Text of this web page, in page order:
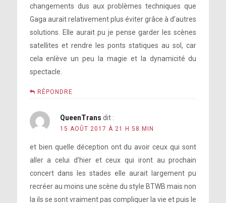
changements dus aux problèmes techniques que
Gaga aurait relativement plus éviter grâce à d’autres
solutions. Elle aurait pu je pense garder les scènes
satellites et rendre les ponts statiques au sol, car
cela enlève un peu la magie et la dynamicité du
spectacle.
RÉPONDRE
QueenTrans dit :
15 AOÛT 2017 À 21 H 58 MIN
et bien quelle déception ont du avoir ceux qui sont
aller a celui d’hier et ceux qui iront au prochain
concert dans les stades elle aurait largement pu
recréer au moins une scène du style BTWB mais non
la ils se sont vraiment pas compliquer la vie et puis le